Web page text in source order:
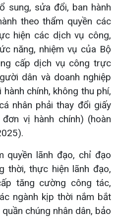
sung, sửa đổi, ban hành
theo thẩm quyền các
hiện các dịch vụ công,
năng, nhiệm vụ của Bộ
cấp dịch vụ công trực
dân và doanh nghiệp
chính, không thu phí,
nhân phải thay đổi giấy
vị hành chính) (hoàn
quyền lãnh đạo, chỉ đạo
thời, thực hiện lãnh đạo,
tăng cường công tác,
ngành kịp thời nắm bắt
chúng nhân dân, bảo